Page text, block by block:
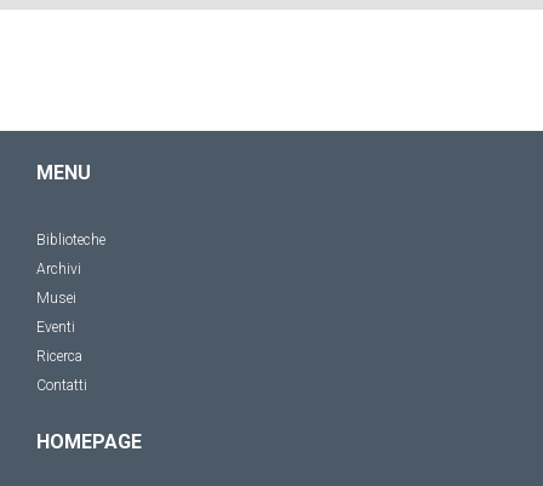
MENU
Biblioteche
Archivi
Musei
Eventi
Ricerca
Contatti
HOMEPAGE